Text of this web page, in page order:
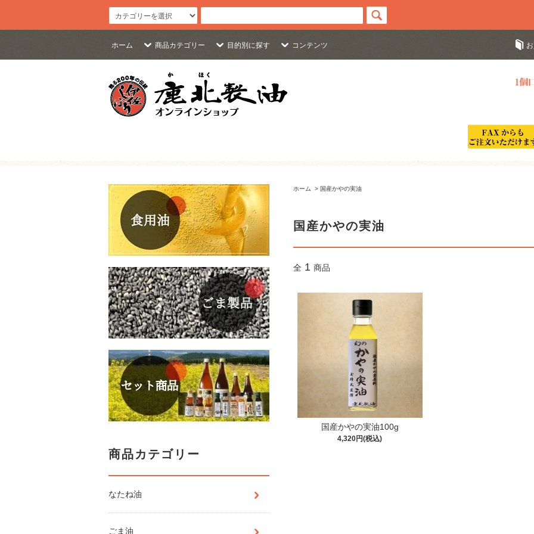
ホーム 商品カテゴリー 目的別に探す コンテンツ
ホーム > 国産かやの実油
国産かやの実油
全 1 商品
国産かやの実油100g
4,320円(税込)
商品カテゴリー
なたね油
ごま油